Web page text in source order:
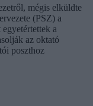
mégis elküldte
(PSZ) a
a
az oktató
poszthoz